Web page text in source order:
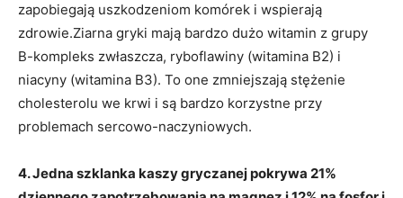
zapobiegają uszkodzeniom komórek i wspierają
zdrowie.Ziarna gryki mają bardzo dużo witamin z grupy
B-kompleks zwłaszcza, ryboflawiny (witamina B2) i
niacyny (witamina B3). To one zmniejszają stężenie
cholesterolu we krwi i są bardzo korzystne przy
problemach sercowo-naczyniowych.
4. Jedna szklanka kaszy gryczanej pokrywa 21%